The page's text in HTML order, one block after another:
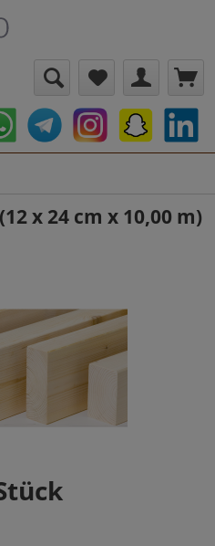
x 24 cm x 10,00 m)